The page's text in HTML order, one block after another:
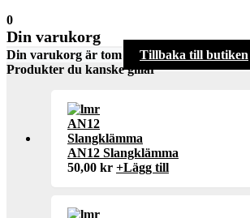
0
Din varukorg
Din varukorg är tom
Tillbaka till butiken
Produkter du kanske gillar
AN12 Slangklämma
50,00 kr +Lägg till